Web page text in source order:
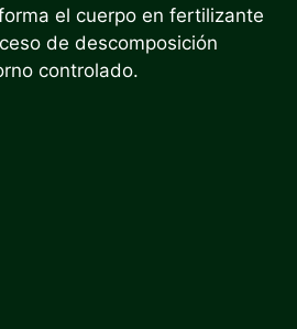
el cuerpo en fertilizante
de descomposición
controlado.